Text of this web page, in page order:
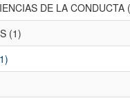
DE LA CONDUCTA
(1)